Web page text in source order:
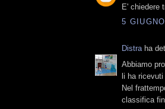
E' chiedere
5
Distraha
Abbiamo
li ha ricevuti
Nel
classifica